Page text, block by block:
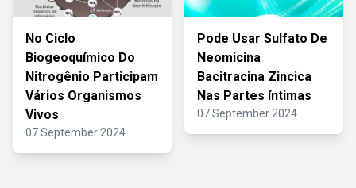
No Ciclo
Biogeoquímico Do
Nitrogênio Participam
Vários Organismos
Vivos
07 September 2024
Pode Usar Sulfato De
Neomicina
Bacitracina Zincica
Nas Partes íntimas
07 September 2024